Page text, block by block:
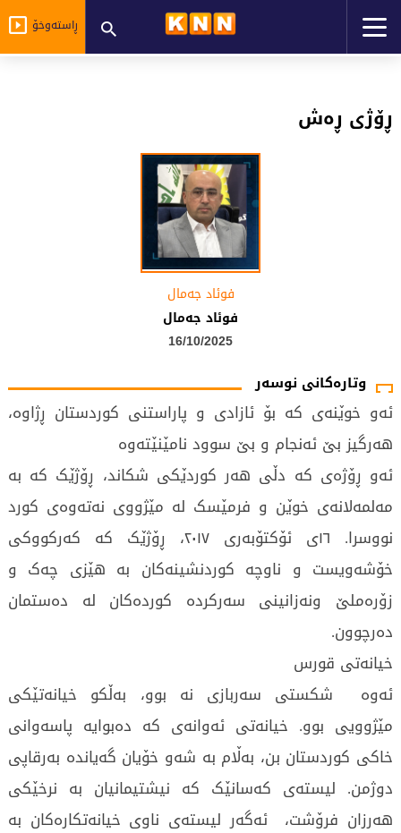
ڕاستەوخۆ
ڕۆژی ڕەش
فوئاد جەمال
فوئاد جەمال
16/10/2025
وتارەکانی نوسەر
ئەو خوێنەی کە بۆ ئازادی و پاراستنی کوردستان ڕژاوە،
هەرگیز بێ ئەنجام و بێ سوود نامێنێتەوە
ئەو ڕۆژەی کە دڵی هەر کوردێکی شکاند، ڕۆژێک کە بە
مەلمەلانەی خوێن و فرمێسک لە مێژووی نەتەوەی کورد
نووسرا. ١٦ی ئۆکتۆبەری ٢٠١٧، ڕۆژێک کە کەرکووکی
خۆشەویست و ناوچە کوردنشینەکان بە هێزی چەک و
زۆرەملێ ونەزانینی سەرکردە کوردەکان لە دەستمان
دەرچوون.
خیانەتی قورس
ئەوە شکستی سەربازی نە بوو، بەڵکو خیانەتێکی
مێژوویی بوو. خیانەتی ئەوانەی کە دەبوایە پاسەوانی
خاکی کوردستان بن، بەڵام بە شەو خۆیان گەیاندە بەرقاپی
دوژمن. لیستەی کەسانێک کە نیشتیمانیان بە نرخێکی
هەرزان فرۆشت، ئەگەر لیستەی ناوی خیانەتکارەکان بە